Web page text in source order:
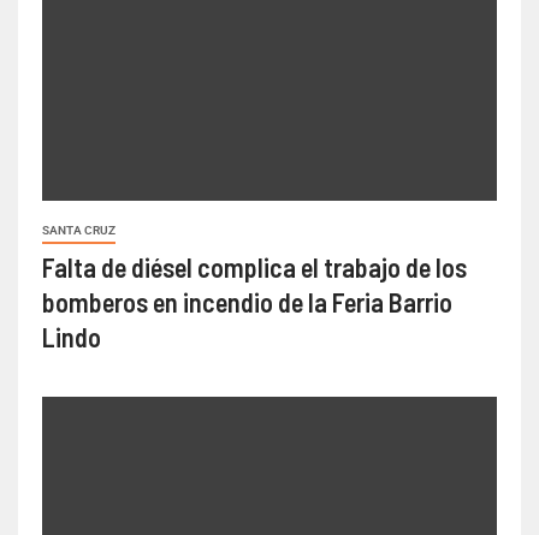
SANTA CRUZ
Falta de diésel complica el trabajo de los
bomberos en incendio de la Feria Barrio
Lindo